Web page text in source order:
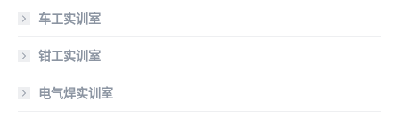
车工实训室
钳工实训室
电气焊实训室